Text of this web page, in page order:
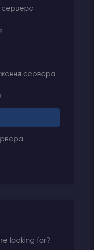
сервера
сервера
looking for?